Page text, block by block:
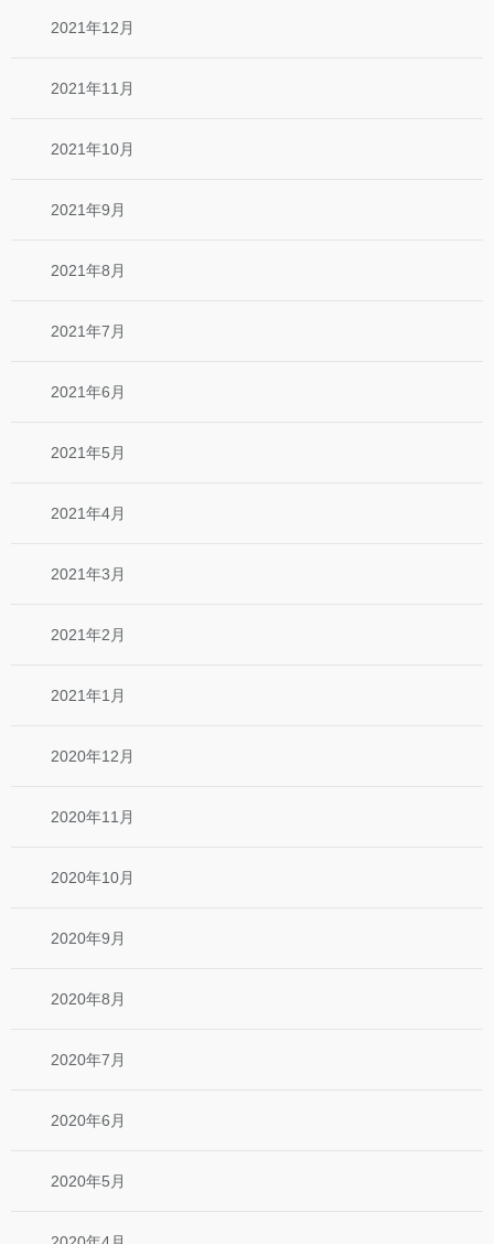
2021年12月
2021年11月
2021年10月
2021年9月
2021年8月
2021年7月
2021年6月
2021年5月
2021年4月
2021年3月
2021年2月
2021年1月
2020年12月
2020年11月
2020年10月
2020年9月
2020年8月
2020年7月
2020年6月
2020年5月